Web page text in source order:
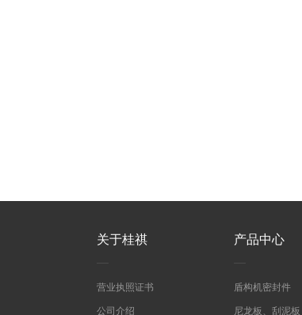
关于桂祺
营业执照证书
公司介绍
产品中心
盾构机密封件
尼龙板、刮泥板